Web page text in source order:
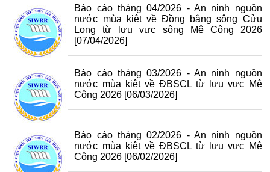
Báo cáo tháng 04/2026 - An ninh nguồn
nước mùa kiệt về Đồng bằng sông Cửu
Long từ lưu vực sông Mê Công 2026
[07/04/2026]
Báo cáo tháng 03/2026 - An ninh nguồn
nước mùa kiệt về ĐBSCL từ lưu vực Mê
Công 2026 [06/03/2026]
Báo cáo tháng 02/2026 - An ninh nguồn
nước mùa kiệt về ĐBSCL từ lưu vực Mê
Công 2026 [06/02/2026]